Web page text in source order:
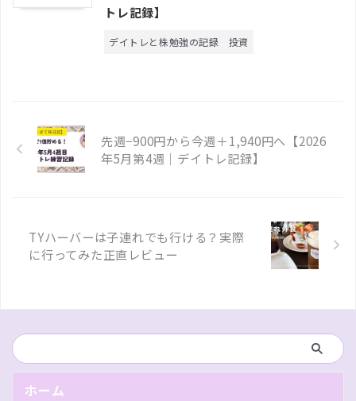
トレ記録】
デイトレと株勉強の記録 投資
先週−900円から今週＋1,940円へ【2026
年5月第4週｜デイトレ記録】
TYハーバーは子連れでも行ける？実際
に行ってみた正直レビュー
ホーム